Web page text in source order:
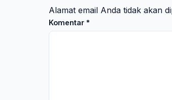
Alamat email Anda tidak akan
Komentar *